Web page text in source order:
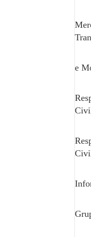
e
de emergências;
rápidas para
no momento da
de negócios ou
com assistência